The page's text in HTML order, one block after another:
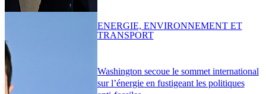
Washington secoue le sommet international
sur l’énergie en fustigeant les politiques
ENERGIE, ENVIRONNEMENT ET
TRANSPORT